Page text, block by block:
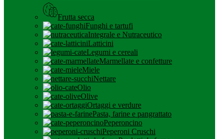
Frutta secca
Funghi e tartufi
Integrale e Nutraceutico
Latticini
Legumi e cereali
Marmellate e confetture
Miele
Nettare
Olio
Olive
Ortaggi e verdure
Pasta, farine e pangrattato
Peperoncino
Peperoni Cruschi